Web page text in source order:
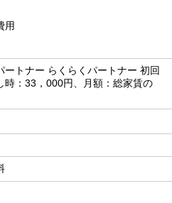
用
ートナー らくらくパートナー 初回
時：33，000円、月額：総家賃の